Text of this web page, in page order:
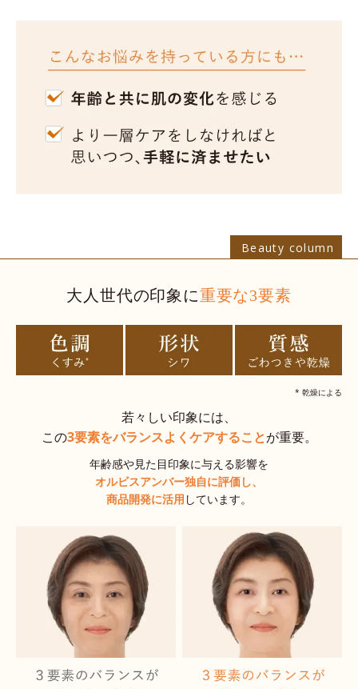
Beauty column
大人世代の印象 に重要な3要素
* 乾燥による
若々しい印象には、
この3要素をバランスよくケアすることが重要。
年齢感や見た目印象に与える影響を
オルビスアンバー独自に評価し、
商品開発に活用 しています。